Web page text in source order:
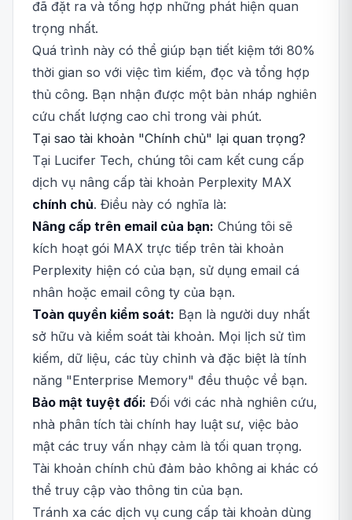
đã đặt ra và tổng hợp những phát hiện quan
trọng nhất.
Quá trình này có thể giúp bạn tiết kiệm tới 80%
thời gian so với việc tìm kiếm, đọc và tổng hợp
thủ công. Bạn nhận được một bản nháp nghiên
cứu chất lượng cao chỉ trong vài phút.
Tại sao tài khoản "Chính chủ" lại quan trọng?
Tại Lucifer Tech, chúng tôi cam kết cung cấp
dịch vụ nâng cấp tài khoản Perplexity MAX
chính chủ. Điều này có nghĩa là:
Nâng cấp trên email của bạn: Chúng tôi sẽ
kích hoạt gói MAX trực tiếp trên tài khoản
Perplexity hiện có của bạn, sử dụng email cá
nhân hoặc email công ty của bạn.
Toàn quyền kiểm soát: Bạn là người duy nhất
sở hữu và kiểm soát tài khoản. Mọi lịch sử tìm
kiếm, dữ liệu, các tùy chỉnh và đặc biệt là tính
năng "Enterprise Memory" đều thuộc về bạn.
Bảo mật tuyệt đối: Đối với các nhà nghiên cứu,
nhà phân tích tài chính hay luật sư, việc bảo
mật các truy vấn nhạy cảm là tối quan trọng.
Tài khoản chính chủ đảm bảo không ai khác có
thể truy cập vào thông tin của bạn.
Tránh xa các dịch vụ cung cấp tài khoản dùng